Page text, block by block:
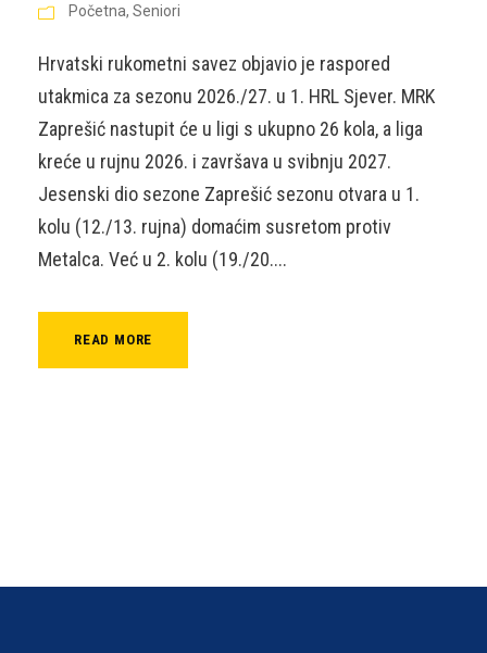
Početna, Seniori
Hrvatski rukometni savez objavio je raspored
utakmica za sezonu 2026./27. u 1. HRL Sjever. MRK
Zaprešić nastupit će u ligi s ukupno 26 kola, a liga
kreće u rujnu 2026. i završava u svibnju 2027.
Jesenski dio sezone Zaprešić sezonu otvara u 1.
kolu (12./13. rujna) domaćim susretom protiv
Metalca. Već u 2. kolu (19./20....
READ MORE